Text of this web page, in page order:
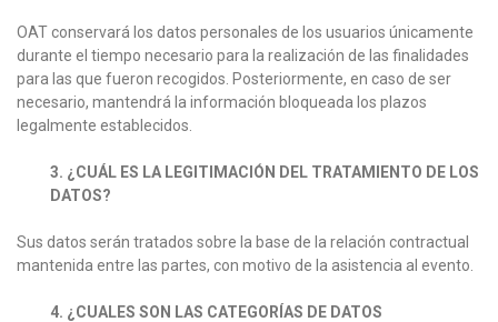
OAT conservará los datos personales de los usuarios únicamente
durante el tiempo necesario para la realización de las finalidades
para las que fueron recogidos. Posteriormente, en caso de ser
necesario, mantendrá la información bloqueada los plazos
legalmente establecidos.
3. ¿CUÁL ES LA LEGITIMACIÓN DEL TRATAMIENTO DE LOS
DATOS?
Sus datos serán tratados sobre la base de la relación contractual
mantenida entre las partes, con motivo de la asistencia al evento.
4. ¿CUALES SON LAS CATEGORÍAS DE DATOS